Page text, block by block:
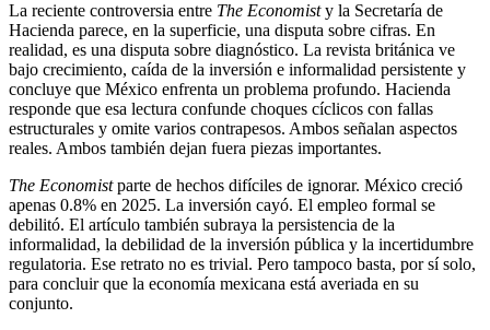
La reciente controversia entre The Economisty la Secretaría de
Hacienda parece, en la superficie, una disputa sobre cifras. En
realidad, es una disputa sobre diagnóstico. La revista británica ve
bajo crecimiento, caída de la inversión e informalidad persistente y
concluye que México enfrenta un problema profundo. Hacienda
responde que esa lectura confunde choques cíclicos con fallas
estructurales y omite varios contrapesos. Ambos señalan aspectos
reales. Ambos también dejan fuera piezas importantes.
The Economistparte de hechos difíciles de ignorar. México creció
apenas 0.8% en 2025. La inversión cayó. El empleo formal se
debilitó. El artículo también subraya la persistencia de la
informalidad, la debilidad de la inversión pública y la incertidumbre
regulatoria. Ese retrato no es trivial. Pero tampoco basta, por sí solo,
para concluir que la economía mexicana está averiada en su
conjunto.